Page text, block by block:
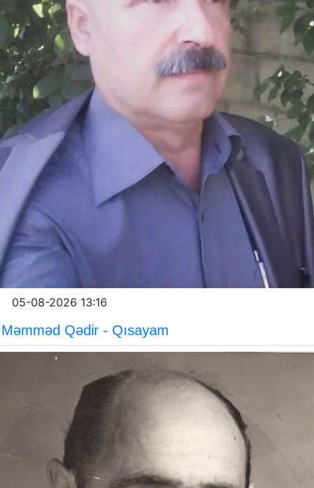
05-08-2026 13:16
Məmməd Qədir - Qısayam